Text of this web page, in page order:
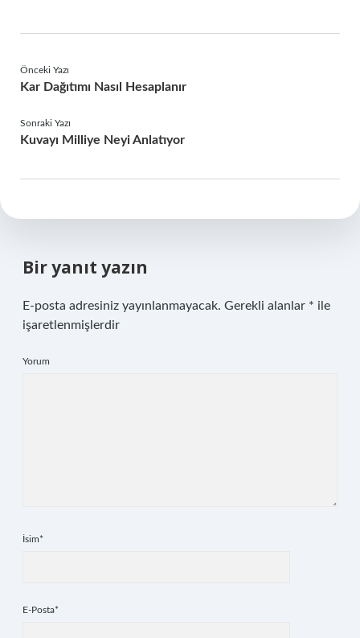
Önceki Yazı
Kar Dağıtımı Nasıl Hesaplanır
Sonraki Yazı
Kuvayı Milliye Neyi Anlatıyor
Bir yanıt yazın
E-posta adresiniz yayınlanmayacak. Gerekli alanlar * ile
işaretlenmişlerdir
Yorum
İsim*
E-Posta*